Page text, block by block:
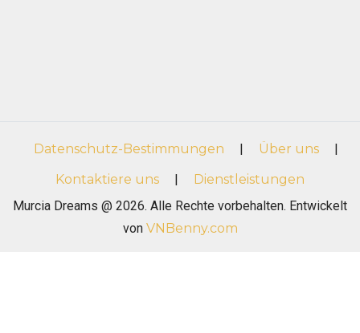
Datenschutz-Bestimmungen | Über uns
|
Kontaktiere uns
|
Dienstleistungen
Murcia Dreams @ 2026. Alle Rechte vorbehalten. Entwickelt
von VNBenny.com